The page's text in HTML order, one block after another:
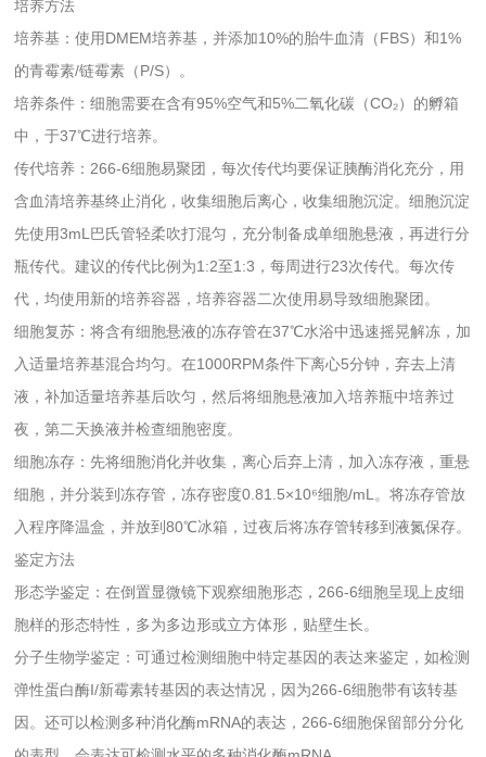
培养方法
培养基：使用DMEM培养基，并添加10%的胎牛血清（FBS）和1%
的青霉素/链霉素（P/S）。
培养条件：细胞需要在含有95%空气和5%二氧化碳（CO₂）的孵箱
中，于37℃进行培养。
传代培养：266-6细胞易聚团，每次传代均要保证胰酶消化充分，用
含血清培养基终止消化，收集细胞后离心，收集细胞沉淀。细胞沉淀
先使用3mL巴氏管轻柔吹打混匀，充分制备成单细胞悬液，再进行分
瓶传代。建议的传代比例为1:2至1:3，每周进行23次传代。每次传
代，均使用新的培养容器，培养容器二次使用易导致细胞聚团。
细胞复苏：将含有细胞悬液的冻存管在37℃水浴中迅速摇晃解冻，加
入适量培养基混合均匀。在1000RPM条件下离心5分钟，弃去上清
液，补加适量培养基后吹匀，然后将细胞悬液加入培养瓶中培养过
夜，第二天换液并检查细胞密度。
细胞冻存：先将细胞消化并收集，离心后弃上清，加入冻存液，重悬
细胞，并分装到冻存管，冻存密度0.81.5×10⁶细胞/mL。将冻存管放
入程序降温盒，并放到80℃冰箱，过夜后将冻存管转移到液氮保存。
鉴定方法
形态学鉴定：在倒置显微镜下观察细胞形态，266-6细胞呈现上皮细
胞样的形态特性，多为多边形或立方体形，贴壁生长。
分子生物学鉴定：可通过检测细胞中特定基因的表达来鉴定，如检测
弹性蛋白酶I/新霉素转基因的表达情况，因为266-6细胞带有该转基
因。还可以检测多种消化酶mRNA的表达，266-6细胞保留部分分化